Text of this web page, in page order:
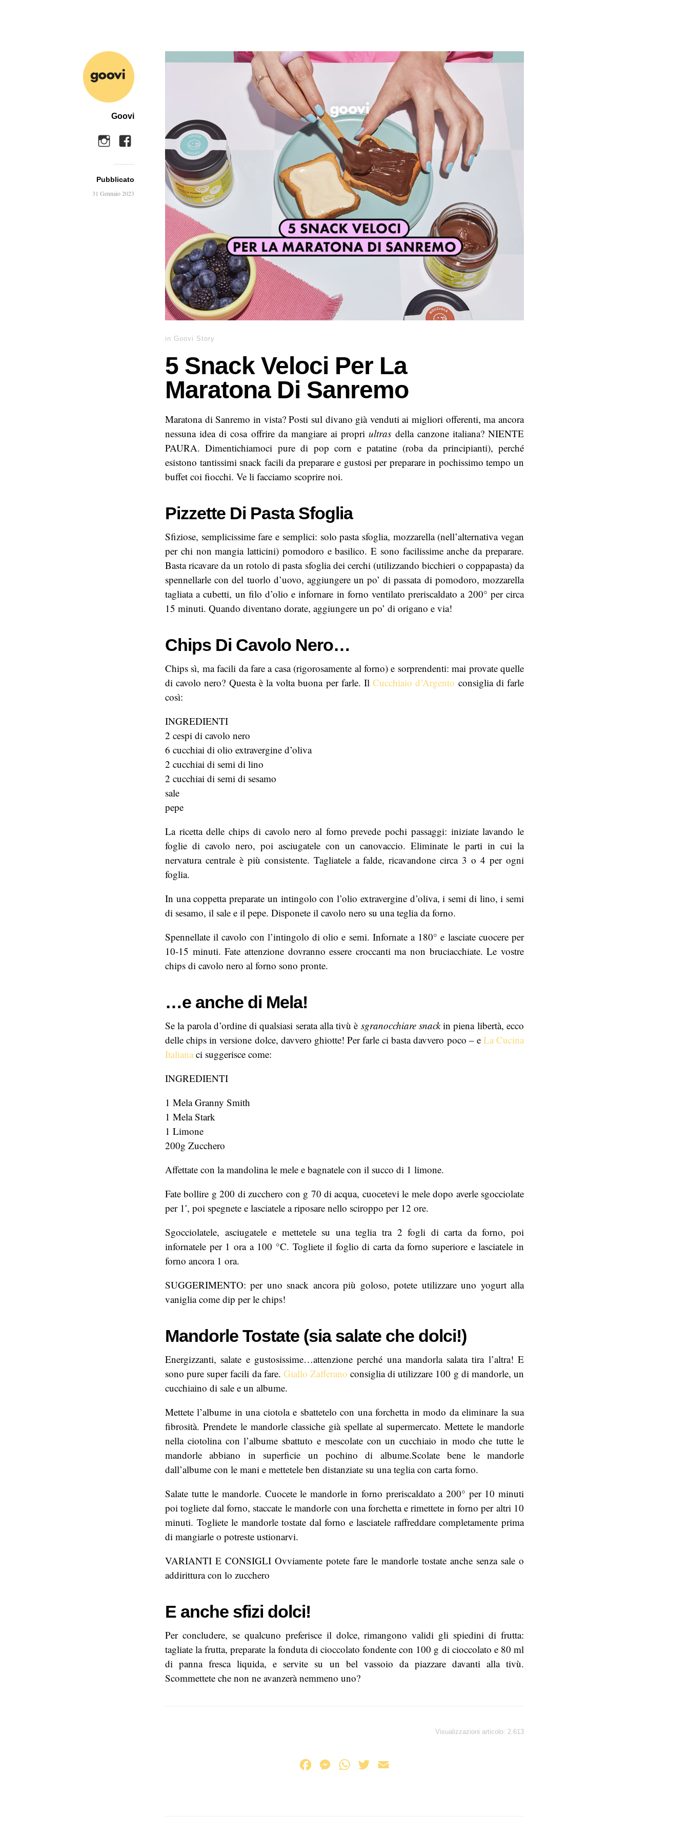
Goovi
Pubblicato
31 Gennaio 2023
in Goovi Story
5 Snack Veloci Per La
Maratona Di Sanremo
Maratona di Sanremo in vista? Posti sul divano già venduti ai migliori offerenti, ma ancora
nessuna idea di cosa offrire da mangiare ai propriultras della canzone italiana? NIENTE
PAURA. Dimentichiamoci pure di pop corn e patatine (roba da principianti), perché
esistono tantissimi snack facili da preparare e gustosi per preparare in pochissimo tempo un
buffet coi fiocchi. Ve li facciamo scoprire noi.
Pizzette Di Pasta Sfoglia
Sfiziose, semplicissime fare e semplici: solo pasta sfoglia, mozzarella (nell’alternativa vegan
per chi non mangia latticini) pomodoro e basilico. E sono facilissime anche da preparare.
Basta ricavare da un rotolo di pasta sfoglia dei cerchi (utilizzando bicchieri o coppapasta) da
spennellarle con del tuorlo d’uovo, aggiungere un po’ di passata di pomodoro, mozzarella
tagliata a cubetti, un filo d’olio e infornare in forno ventilato preriscaldato a 200° per circa
15 minuti. Quando diventano dorate, aggiungere un po’ di origano e via!
Chips Di Cavolo Nero…
Chips sì, ma facili da fare a casa (rigorosamente al forno) e sorprendenti: mai provate quelle
di cavolo nero? Questa è la volta buona per farle. IlCucchiaio d’Argento consiglia di farle
così:
INGREDIENTI
2 cespi di cavolo nero
6 cucchiai di olio extravergine d’oliva
2 cucchiai di semi di lino
2 cucchiai di semi di sesamo
sale
pepe
La ricetta delle chips di cavolo nero al forno prevede pochi passaggi: iniziate lavando le
foglie di cavolo nero, poi asciugatele con un canovaccio. Eliminate le parti in cui la
nervatura centrale è più consistente. Tagliatele a falde, ricavandone circa 3 o 4 per ogni
foglia.
In una coppetta preparate un intingolo con l’olio extravergine d’oliva, i semi di lino, i semi
di sesamo, il sale e il pepe. Disponete il cavolo nero su una teglia da forno.
Spennellate il cavolo con l’intingolo di olio e semi. Infornate a 180° e lasciate cuocere per
10-15 minuti. Fate attenzione dovranno essere croccanti ma non bruciacchiate. Le vostre
chips di cavolo nero al forno sono pronte.
…e anche di Mela!
Se la parola d’ordine di qualsiasi serata alla tivù è sgranocchiare snackin piena libertà, ecco
delle chips in versione dolce, davvero ghiotte! Per farle ci basta davvero poco – e La Cucina
Italiana ci suggerisce come:
INGREDIENTI
1 Mela Granny Smith
1 Mela Stark
1 Limone
200g Zucchero
Affettate con la mandolina le mele e bagnatele con il succo di 1 limone.
Fate bollire g 200 di zucchero con g 70 di acqua, cuocetevi le mele dopo averle sgocciolate
per 1′, poi spegnete e lasciatele a riposare nello sciroppo per 12 ore.
Sgocciolatele, asciugatele e mettetele su una teglia tra 2 fogli di carta da forno, poi
infornatele per 1 ora a 100 °C. Togliete il foglio di carta da forno superiore e lasciatele in
forno ancora 1 ora.
SUGGERIMENTO: per uno snack ancora più goloso, potete utilizzare uno yogurt alla
vaniglia come dip per le chips!
Mandorle Tostate (sia salate che dolci!)
Energizzanti, salate e gustosissime…attenzione perché una mandorla salata tira l’altra! E
sono pure super facili da fare. Giallo Zafferano consiglia di utilizzare 100 g di mandorle, un
cucchiaino di sale e un albume.
Mettete l’albume in una ciotola e sbattetelo con una forchetta in modo da eliminare la sua
fibrosità. Prendete le mandorle classiche già spellate al supermercato. Mettete le mandorle
nella ciotolina con l’albume sbattuto e mescolate con un cucchiaio in modo che tutte le
mandorle abbiano in superficie un pochino di albume.Scolate bene le mandorle
dall’albume con le mani e mettetele ben distanziate su una teglia con carta forno.
Salate tutte le mandorle. Cuocete le mandorle in forno preriscaldato a 200° per 10 minuti
poi togliete dal forno, staccate le mandorle con una forchetta e rimettete in forno per altri 10
minuti. Togliete le mandorle tostate dal forno e lasciatele raffreddare completamente prima
di mangiarle o potreste ustionarvi.
VARIANTI E CONSIGLI Ovviamente potete fare le mandorle tostate anche senza sale o
addirittura con lo zucchero
E anche sfizi dolci!
Per concludere, se qualcuno preferisce il dolce, rimangono validi gli spiedini di frutta:
tagliate la frutta, preparate la fonduta di cioccolato fondente con 100 g di cioccolato e 80 ml
di panna fresca liquida, e servite su un bel vassoio da piazzare davanti alla tivù.
Scommettete che non ne avanzerà nemmeno uno?
Visualizzazioni articolo: 2.613
M
W